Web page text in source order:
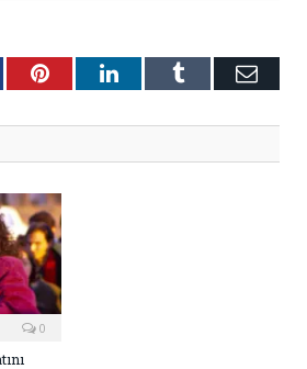
PinterestLinkedInTumblr E-
0